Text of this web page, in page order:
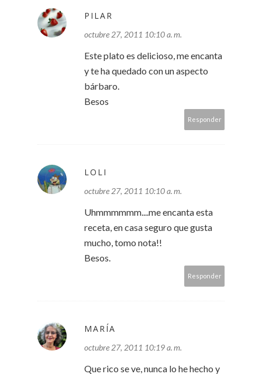
PILAR
octubre 27, 2011 10:10 a. m.
Este plato es delicioso, me encanta
y te ha quedado con un aspecto
bárbaro.
Besos
Responder
LOLI
octubre 27, 2011 10:10 a. m.
Uhmmmmmm....me encanta esta
receta, en casa seguro que gusta
mucho, tomo nota!!
Besos.
Responder
MARÍA
octubre 27, 2011 10:19 a. m.
Que rico se ve, nunca lo he hecho y